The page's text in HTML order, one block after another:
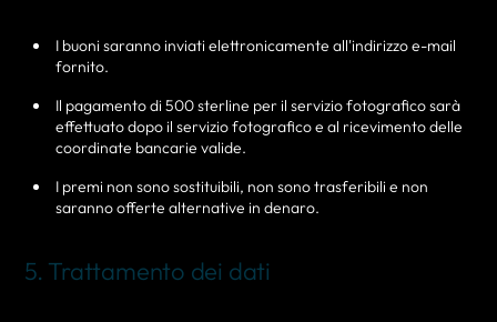
I buoni saranno inviati elettronicamente all'indirizzo e-mail
fornito.
Il pagamento di 500 sterline per il servizio fotografico sarà
effettuato dopo il servizio fotografico e al ricevimento delle
coordinate bancarie valide.
I premi non sono sostituibili, non sono trasferibili e non
saranno offerte alternative in denaro.
5. Trattamento dei dati